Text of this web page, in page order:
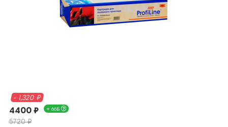
- 1,320 ₽
4400 ₽ + 66Б
5720 ₽